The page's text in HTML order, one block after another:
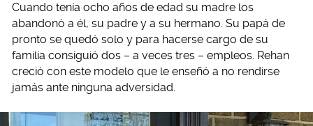
Cuando tenía ocho años de edad su madre los
abandonó a él, su padre y a su hermano. Su papá de
pronto se quedó solo y para hacerse cargo de su
familia consiguió dos – a veces tres – empleos. Rehan
creció con este modelo que le enseñó a no rendirse
jamás ante ninguna adversidad.